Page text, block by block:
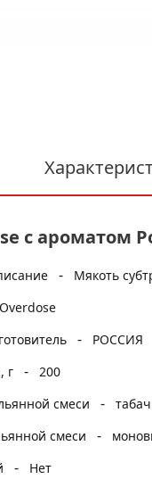
с ароматом
-
Мякоть
Overdose
-
РОССИЯ
г
- 200
смеси
-
смеси
-
-
Нет